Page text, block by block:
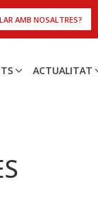
AMB NOSALTRES?
ACTUALITAT